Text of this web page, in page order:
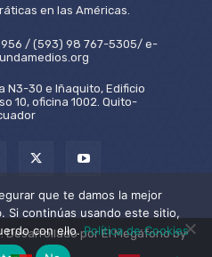
en las Américas.
/ (593) 98 767-5305/ e-
N3-30 e Iñaquito, Edificio
10, oficina 1002. Quito-
Desarrollado por El Megáfono by
que te damos la mejor
Si continúas usando este sitio,
con ello.Política de Cookies